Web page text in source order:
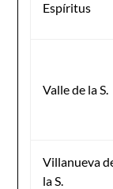
Espíritus
Valle de la S.
Villanueva
la S.